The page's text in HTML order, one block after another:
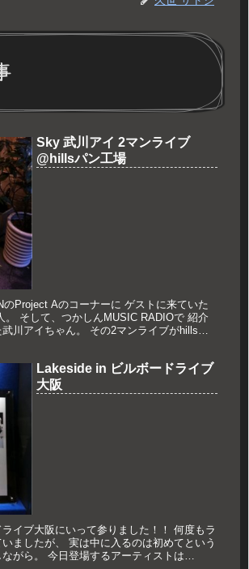
Sky 武川アイ 2マンライブ
@hillsパン工場
のProject Aのコーナーに ゲストに来ていた
。 そして、つかしんMUSIC RADIOで 紹介
川アイちゃん。 その2マンライブがhillsパ
Lakeside in ビルボードライブ
大阪
イブ大阪にいって参りました！！ 何度もラ
ましたが、 実は中に入るのは初めてという
がら。 今日登場するアーティストは